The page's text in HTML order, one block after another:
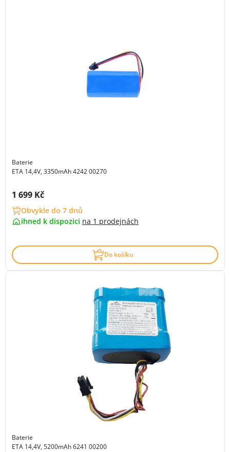
Baterie
ETA 14,4V, 3350mAh 4242 00270
Cena s DPH:
1 699 Kč
Obvykle do 7 dnů
ihned k dispozici na 1 prodejnách
Do košíku
Baterie
ETA 14,4V, 5200mAh 6241 00200